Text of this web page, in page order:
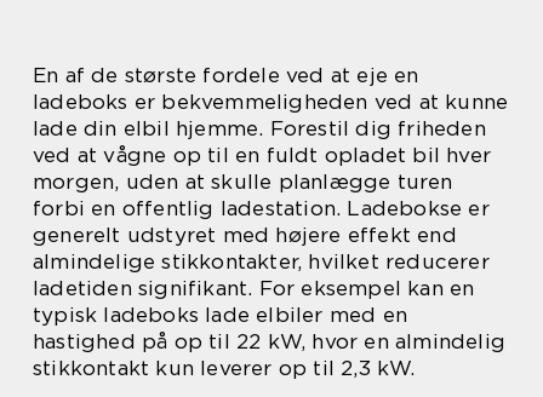
En af de største fordele ved at eje en
ladeboks er bekvemmeligheden ved at kunne
lade din elbil hjemme. Forestil dig friheden
ved at vågne op til en fuldt opladet bil hver
morgen, uden at skulle planlægge turen
forbi en offentlig ladestation. Ladebokse er
generelt udstyret med højere effekt end
almindelige stikkontakter, hvilket reducerer
ladetiden signifikant. For eksempel kan en
typisk ladeboks lade elbiler med en
hastighed på op til 22 kW, hvor en almindelig
stikkontakt kun leverer op til 2,3 kW.